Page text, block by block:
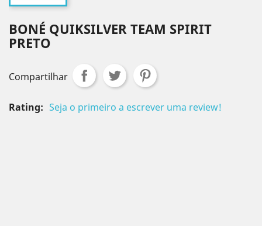
BONÉ QUIKSILVER TEAM SPIRIT
PRETO
Compartilhar
Rating: Seja o primeiro a escrever uma review!